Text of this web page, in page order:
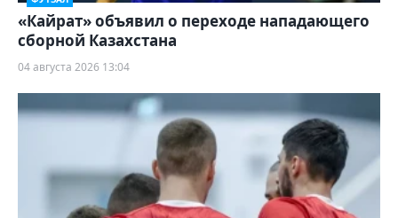
«Кайрат» объявил о переходе нападающего
сборной Казахстана
04 августа 2026 13:04